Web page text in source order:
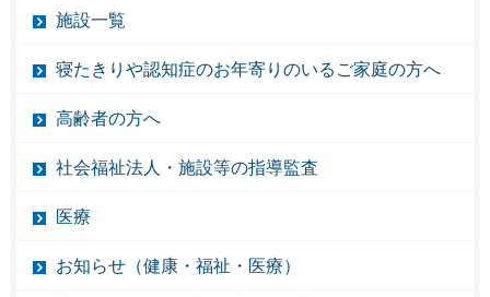
施設一覧
寝たきりや認知症のお年寄りのいるご家庭の方へ
高齢者の方へ
社会福祉法人・施設等の指導監査
医療
お知らせ（健康・福祉・医療）